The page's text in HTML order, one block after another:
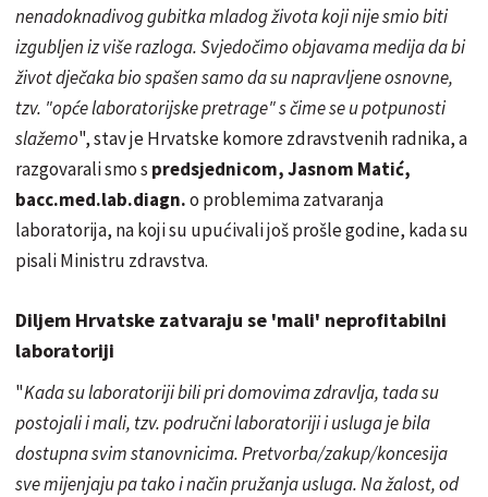
nenadoknadivog gubitka mladog života koji nije smio biti
izgubljen iz više razloga. Svjedočimo objavama medija da bi
život dječaka bio spašen samo da su napravljene osnovne,
tzv. "opće laboratorijske pretrage" s čime se u potpunosti
slažemo", stav je Hrvatske komore zdravstvenih radnika, a
razgovarali smo s predsjednicom, Jasnom Matić,
bacc.med.lab.diagn.o problemima zatvaranja
laboratorija, na koji su upućivali još prošle godine, kada su
pisali Ministru zdravstva.
Diljem Hrvatske zatvaraju se 'mali' neprofitabilni
laboratoriji
"Kada su laboratoriji bili pri domovima zdravlja, tada su
postojali i mali, tzv. područni laboratoriji i usluga je bila
dostupna svim stanovnicima. Pretvorba/zakup/koncesija
sve mijenjaju pa tako i način pružanja usluga. Na žalost, od